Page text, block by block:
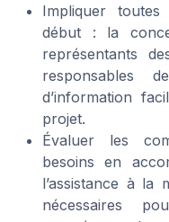
Impliquer
début : la
représentants
responsables
d’information
projet.
Évaluer les
besoins en
l’assistance à la
nécessaires